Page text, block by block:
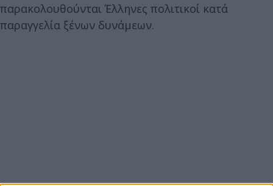
παρακολουθούνται Έλληνες πολιτικοί κατά
παραγγελία ξένων δυνάμεων.